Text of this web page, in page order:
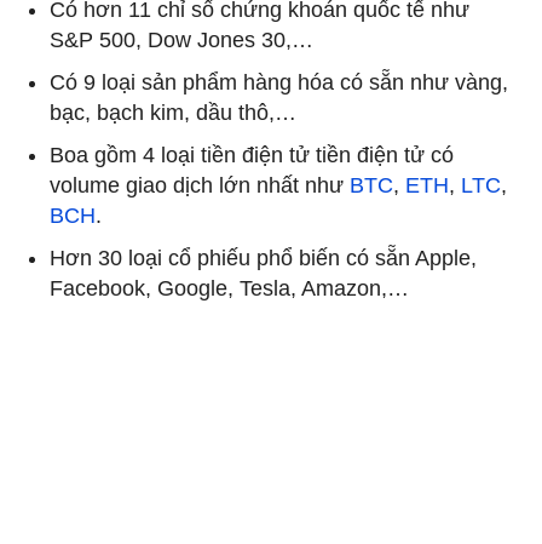
Có hơn 11 chỉ số chứng khoán quốc tế như
S&P 500, Dow Jones 30,…
Có 9 loại sản phẩm hàng hóa có sẵn như vàng,
bạc, bạch kim, dầu thô,…
Boa gồm 4 loại tiền điện tử tiền điện tử có
volume giao dịch lớn nhất như BTC, ETH, LTC,
BCH.
Hơn 30 loại cổ phiếu phổ biến có sẵn Apple,
Facebook, Google, Tesla, Amazon,…